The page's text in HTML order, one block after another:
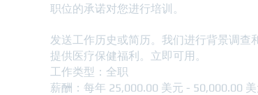
职位的承诺对您进行培训。
发送工作历史或简历。我们进行背景调查
提供医疗保健福利。立即可用。
工作类型：全职
薪酬：每年 25,000.00 美元 - 50,000.00